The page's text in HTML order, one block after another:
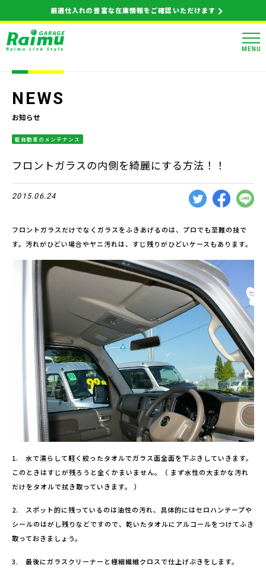
厳選仕入れの豊富な在庫情報をご確認いただけます
MENU
NEWS
お知らせ
軽自動車のメンテナンス
フロントガラスの内側を綺麗にする方法！！
2015.06.24
フロントガラスだけでなくガラスをふきあげるのは、プロでも至難の技で
す。汚れがひどい場合やヤニ汚れは、すじ残りがひどいケースもあります。
1. 水で濡らして軽く絞ったタオルでガラス面全面を下ぶきしていきます。
このときはすじが残ろうと全くかまいません。（ まず水性の大まかな汚れ
だけをタオルで拭き取っていきます。 ）
2. スポット的に残っているのは油性の汚れ、具体的にはセロハンテープや
シールのはがし残りなどですので、乾いたタオルにアルコールをつけてふき
取っておきましょう。
3. 最後にガラスクリーナーと極細繊維クロスで仕上げぶきをします。